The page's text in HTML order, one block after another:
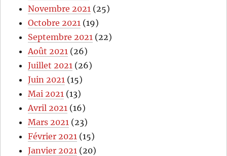
Novembre 2021 (25)
Octobre 2021 (19)
Septembre 2021 (22)
Août 2021 (26)
Juillet 2021 (26)
Juin 2021 (15)
Mai 2021 (13)
Avril 2021 (16)
Mars 2021 (23)
Février 2021 (15)
Janvier 2021 (20)